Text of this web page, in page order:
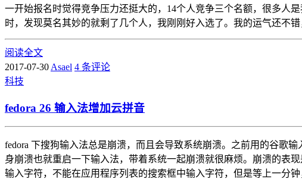
一开始报名时觉得竞争压力还挺大的，14个人竞争三个名额，很多人
时，发现莫名其妙的就剩了几个人，我刚刚好入选了。我的运气还不错
阅读全文
2017-07-30 Asael 4 条评论
科技
fedora 26 输入法增加云拼音
fedora 下搜狗输入法总是崩溃，而且会导致系统崩溃。之前用的谷歌
身崩溃也就重启一下输入法，带着系统一起崩溃就很麻烦。崩溃的表
输入字符，不能在应用程序列表的搜索框中输入字符，但是等上一分